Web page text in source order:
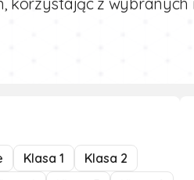
Klasa 1
Klasa 2